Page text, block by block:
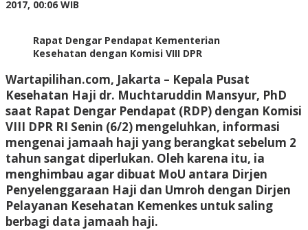
2017, 00:06 WIB
Rapat Dengar Pendapat Kementerian
Kesehatan dengan Komisi VIII DPR
Wartapilihan.com, Jakarta – Kepala Pusat
Kesehatan Haji dr. Muchtaruddin Mansyur, PhD
saat Rapat Dengar Pendapat (RDP) dengan Komisi
VIII DPR RI Senin (6/2) mengeluhkan, informasi
mengenai jamaah haji yang berangkat sebelum 2
tahun sangat diperlukan. Oleh karena itu, ia
menghimbau agar dibuat MoU antara Dirjen
Penyelenggaraan Haji dan Umroh dengan Dirjen
Pelayanan Kesehatan Kemenkes untuk saling
berbagi data jamaah haji.